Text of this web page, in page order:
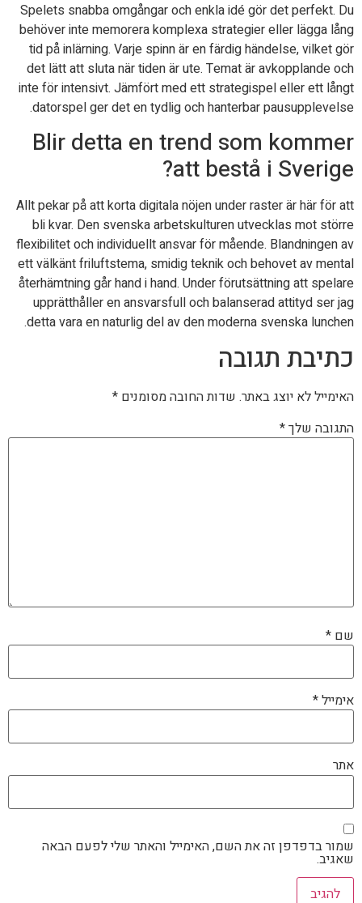
Spelets snabba omgångar och enkla idé gör det perfekt. Du
behöver inte memorera komplexa strategier eller lägga lång
tid på inlärning. Varje spinn är en färdig händelse, vilket gör
det lätt att sluta när tiden är ute. Temat är avkopplande och
inte för intensivt. Jämfört med ett strategispel eller ett långt
datorspel ger det en tydlig och hanterbar pausupplevelse.
Blir detta en trend som kommer
att bestå i Sverige?
Allt pekar på att korta digitala nöjen under raster är här för att
bli kvar. Den svenska arbetskulturen utvecklas mot större
flexibilitet och individuellt ansvar för mående. Blandningen av
ett välkänt friluftstema, smidig teknik och behovet av mental
återhämtning går hand i hand. Under förutsättning att spelare
upprätthåller en ansvarsfull och balanserad attityd ser jag
detta vara en naturlig del av den moderna svenska lunchen.
כתיבת תגובה
האימייל לא יוצג באתר. שדות החובה מסומנים *
התגובה שלך*
שם *
אימייל*
אתר
שמור בדפדפן זה את השם, האימייל והאתר שלי לפעם הבאה
שאגיב.